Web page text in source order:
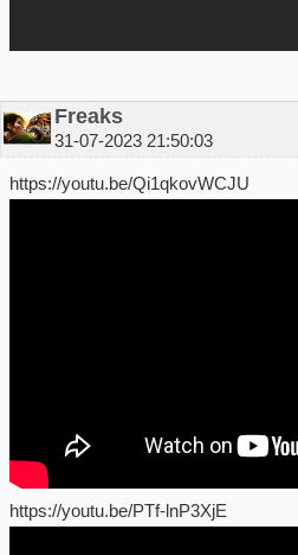
Freaks
31-07-2023 21:50:03
https://youtu.be/Qi1qkovWCJU
https://youtu.be/PTf-lnP3XjE